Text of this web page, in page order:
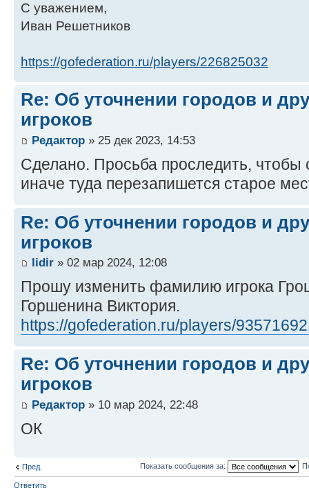
С уважением,
Иван Решетников
https://gofederation.ru/players/226825032
Re: Об уточнении городов и
игроков
Редактор » 25 дек 2023, 14:53
Сделано. Просьба проследить, чтобы
иначе туда перезапишется старое
Re: Об уточнении городов и
игроков
lidir » 02 мар 2024, 12:08
Прошу изменить фамилию игрока
Горшенина Виктория.
https://gofederation.ru/players/
Re: Об уточнении городов и
игроков
Редактор » 10 мар 2024, 22:48
ОК
Пред. Показать сообщения за:
Ответить